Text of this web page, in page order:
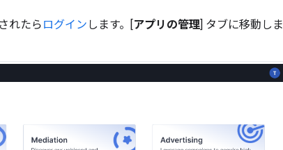
れたら ログイン します。[アプリの管理] タブに移動しま